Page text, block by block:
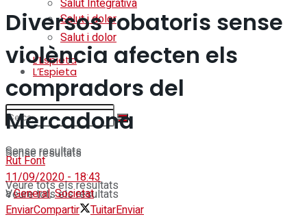
Salut i dolor
L’Espieta
Sense resultats
Veure tots els resultats
Salut Integrativa
Salut i dolor
L’Espieta
Sense resultats
Veure tots els resultats
Diversos robatoris sense
violència afecten els
compradors del
Mercadona
Rut Font
11/09/2020 - 18:43
aGeneral,Societat
EnviarCompartir TuitarEnviar